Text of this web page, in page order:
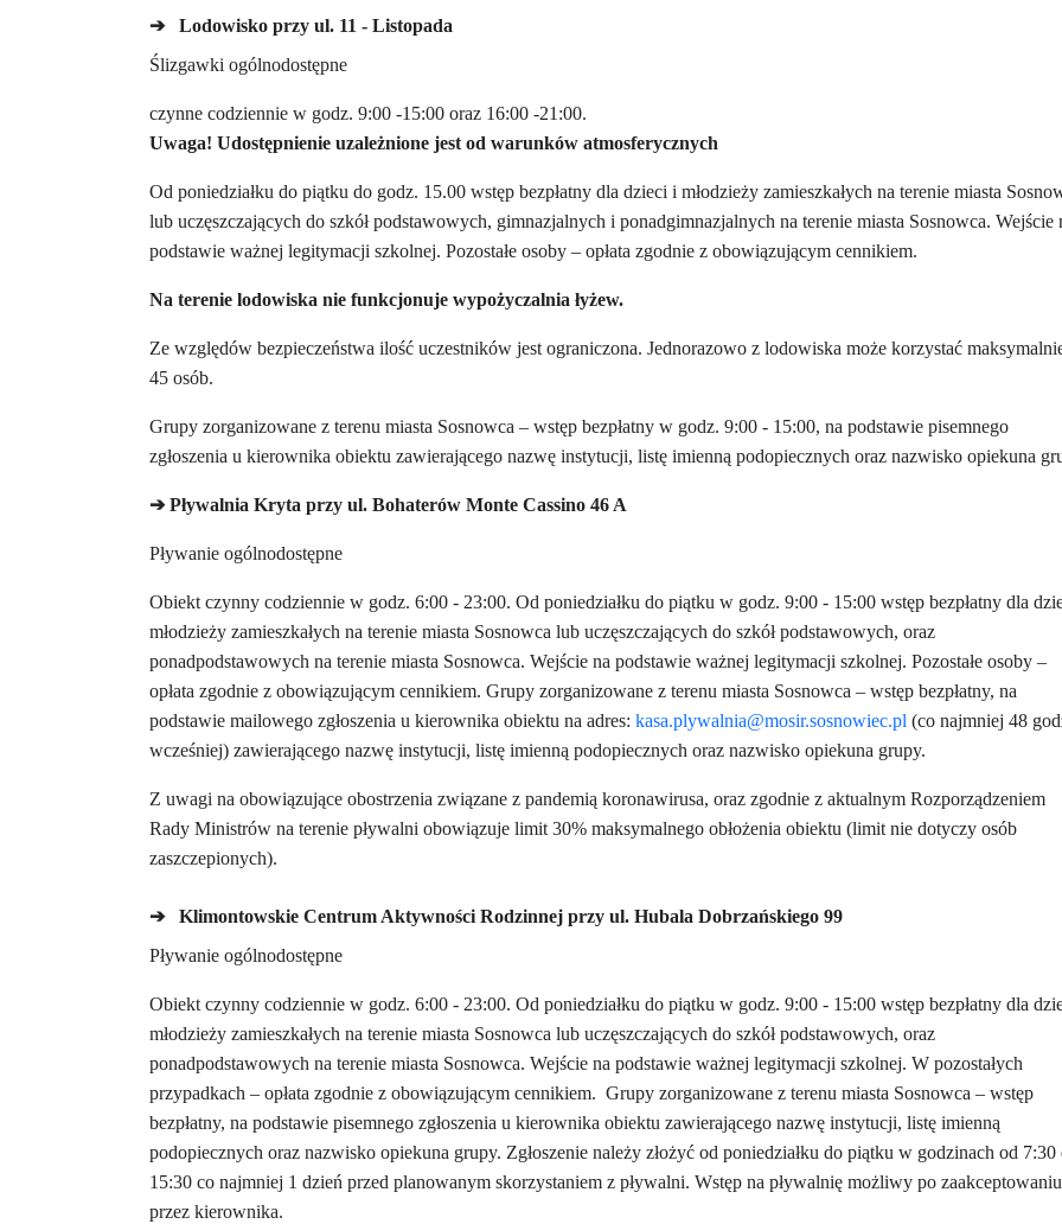
➔ Lodowisko przy ul. 11 - Listopada
Ślizgawki ogólnodostępne
czynne codziennie w godz. 9:00 -15:00 oraz 16:00 -21:00.
Uwaga! Udostępnienie uzależnione jest od warunków atmosferycznych
Od poniedziałku do piątku do godz. 15.00 wstęp bezpłatny dla dzieci i młodzieży zamieszkałych na terenie miasta
lub uczęszczających do szkół podstawowych, gimnazjalnych i ponadgimnazjalnych na terenie miasta Sosnowca. Wejście
podstawie ważnej legitymacji szkolnej. Pozostałe osoby – opłata zgodnie z obowiązującym cennikiem.
Na terenie lodowiska nie funkcjonuje wypożyczalnia łyżew.
Ze względów bezpieczeństwa ilość uczestników jest ograniczona. Jednorazowo z lodowiska może korzystać
45 osób.
Grupy zorganizowane z terenu miasta Sosnowca – wstęp bezpłatny w godz. 9:00 - 15:00, na podstawie pisemnego
zgłoszenia u kierownika obiektu zawierającego nazwę instytucji, listę imienną podopiecznych oraz nazwisko opiekuna
➔Pływalnia Kryta przy ul. Bohaterów Monte Cassino 46 A
Pływanie ogólnodostępne
Obiekt czynny codziennie w godz. 6:00 - 23:00. Od poniedziałku do piątku w godz. 9:00 - 15:00 wstęp bezpłatny dla
młodzieży zamieszkałych na terenie miasta Sosnowca lub uczęszczających do szkół podstawowych, oraz
ponadpodstawowych na terenie miasta Sosnowca. Wejście na podstawie ważnej legitymacji szkolnej. Pozostałe osoby –
opłata zgodnie z obowiązującym cennikiem. Grupy zorganizowane z terenu miasta Sosnowca – wstęp bezpłatny, na
podstawie mailowego zgłoszenia u kierownika obiektu na adres: kasa.plywalnia@mosir.sosnowiec.pl (co najmniej 48
wcześniej) zawierającego nazwę instytucji, listę imienną podopiecznych oraz nazwisko opiekuna grupy.
Z uwagi na obowiązujące obostrzenia związane z pandemią koronawirusa, oraz zgodnie z aktualnym Rozporządzeniem
Rady Ministrów na terenie pływalni obowiązuje limit 30% maksymalnego obłożenia obiektu (limit nie dotyczy osób
zaszczepionych).
➔ Klimontowskie Centrum Aktywności Rodzinnej przy ul. Hubala Dobrzańskiego 99
Pływanie ogólnodostępne
Obiekt czynny codziennie w godz. 6:00 - 23:00. Od poniedziałku do piątku w godz. 9:00 - 15:00 wstęp bezpłatny dla
młodzieży zamieszkałych na terenie miasta Sosnowca lub uczęszczających do szkół podstawowych, oraz
ponadpodstawowych na terenie miasta Sosnowca. Wejście na podstawie ważnej legitymacji szkolnej. W pozostałych
przypadkach – opłata zgodnie z obowiązującym cennikiem. Grupy zorganizowane z terenu miasta Sosnowca – wstęp
bezpłatny, na podstawie pisemnego zgłoszenia u kierownika obiektu zawierającego nazwę instytucji, listę imienną
podopiecznych oraz nazwisko opiekuna grupy. Zgłoszenie należy złożyć od poniedziałku do piątku w godzinach od 7:30
15:30 co najmniej 1 dzień przed planowanym skorzystaniem z pływalni. Wstęp na pływalnię możliwy po zaakceptowaniu
przez kierownika.